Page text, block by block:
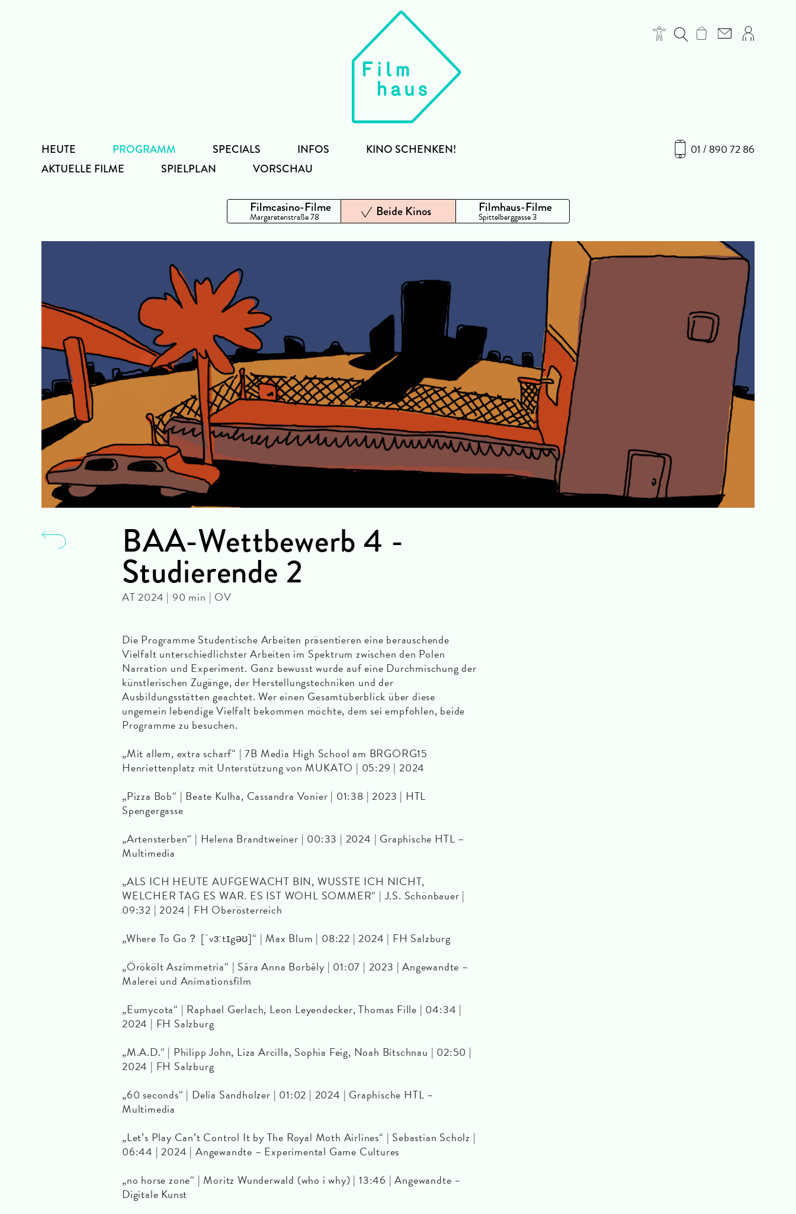
01 / 890 72 86
HEUTE
PROGRAMM
AKTUELLE FILME
SPIELPLAN VORSCHAU
SPECIALS INFOS KINO SCHENKEN!
Filmcasino-Filme
Margaretenstraße 78 Beide Kinos Filmhaus-Filme
Spittelberggasse 3
BAA-Wettbewerb 4 -
Studierende 2
AT 2024 | 90 min | OV
Die Programme Studentische Arbeiten präsentieren eine berauschende
Vielfalt unterschiedlichster Arbeiten im Spektrum zwischen den Polen
Narration und Experiment. Ganz bewusst wurde auf eine Durchmischung der
künstlerischen Zugänge, der Herstellungstechniken und der
Ausbildungsstätten geachtet. Wer einen Gesamtüberblick über diese
ungemein lebendige Vielfalt bekommen möchte, dem sei empfohlen, beide
Programme zu besuchen.
„Mit allem, extra scharf“ | 7B Media High School am BRGORG15
Henriettenplatz mit Unterstützung von MUKATO | 05:29 | 2024
„Pizza Bob“ | Beate Kulha, Cassandra Vonier | 01:38 | 2023 | HTL
Spengergasse
„Artensterben“ | Helena Brandtweiner | 00:33 | 2024 | Graphische HTL –
Multimedia
„ALS ICH HEUTE AUFGEWACHT BIN, WUSSTE ICH NICHT,
WELCHER TAG ES WAR. ES IST WOHL SOMMER“ | J.S. Schönbauer |
09:32 | 2024 | FH Oberösterreich
„Where To Go？ [ˈvɜːtɪgəʊ]“ | Max Blum | 08:22 | 2024 | FH Salzburg
„Örökölt Aszimmetria“ | Sára Anna Borbély | 01:07 | 2023 | Angewandte –
Malerei und Animationsfilm
„Eumycota“ | Raphael Gerlach, Leon Leyendecker, Thomas Fille | 04:34 |
2024 | FH Salzburg
„M.A.D.“ | Philipp John, Liza Arcilla, Sophia Feig, Noah Bitschnau | 02:50 |
2024 | FH Salzburg
„60 seconds“ | Delia Sandholzer | 01:02 | 2024 | Graphische HTL –
Multimedia
„Let’s Play Can’t Control It by The Royal Moth Airlines“ | Sebastian Scholz |
06:44 | 2024 | Angewandte – Experimental Game Cultures
„no horse zone“ | Moritz Wunderwald (who i why) | 13:46 | Angewandte –
Digitale Kunst